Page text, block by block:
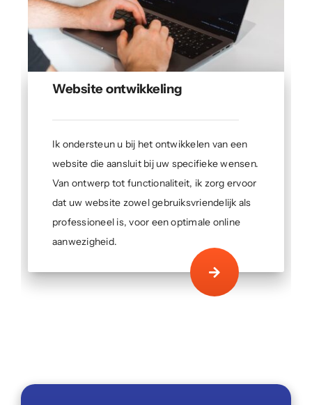
Portfolio
Website ontwikkeling
Ik ondersteun u bij het ontwikkelen van een
website die aansluit bij uw specifieke wensen.
Van ontwerp tot functionaliteit, ik zorg ervoor
dat uw website zowel gebruiksvriendelijk als
professioneel is, voor een optimale online
aanwezigheid.